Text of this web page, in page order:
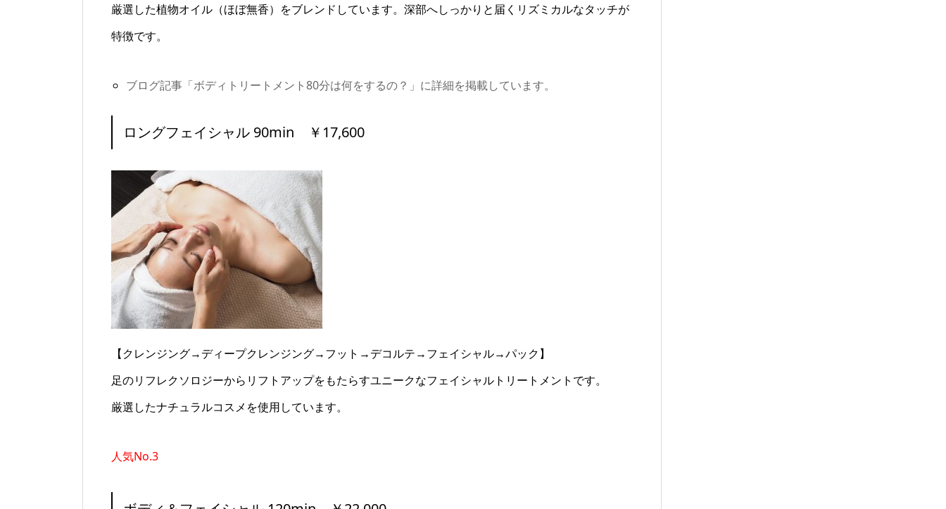
厳選した植物オイル（ほぼ無香）をブレンドしています。深部へしっかりと届くリズミカルなタッチが
特徴です。
ブログ記事「ボディトリートメント80分は何をするの？」に詳細を掲載しています。
ロングフェイシャル 90min ￥17,600
【クレンジング→ディープクレンジング→フット→デコルテ→フェイシャル→パック】
足のリフレクソロジーからリフトアップをもたらすユニークなフェイシャルトリートメントです。
厳選したナチュラルコスメを使用しています。
人気No.3